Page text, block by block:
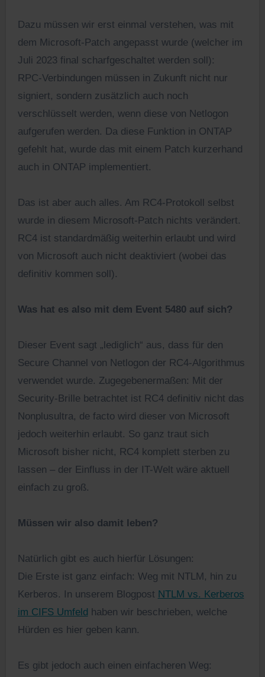
Dazu müssen wir erst einmal verstehen, was mit
dem Microsoft-Patch angepasst wurde (welcher im
Juli 2023 final scharfgeschaltet werden soll):
RPC-Verbindungen müssen in Zukunft nicht nur
signiert, sondern zusätzlich auch noch
verschlüsselt werden, wenn diese von Netlogon
aufgerufen werden. Da diese Funktion in ONTAP
gefehlt hat, wurde das mit einem Patch kurzerhand
auch in ONTAP implementiert.
Das ist aber auch alles. Am RC4-Protokoll selbst
wurde in diesem Microsoft-Patch nichts verändert.
RC4 ist standardmäßig weiterhin erlaubt und wird
von Microsoft auch nicht deaktiviert (wobei das
definitiv kommen soll).
Was hat es also mit dem Event 5480 auf sich?
Dieser Event sagt „lediglich“ aus, dass für den
Secure Channel von Netlogon der RC4-Algorithmus
verwendet wurde. Zugegebenermaßen: Mit der
Security-Brille betrachtet ist RC4 definitiv nicht das
Nonplusultra, de facto wird dieser von Microsoft
jedoch weiterhin erlaubt. So ganz traut sich
Microsoft bisher nicht, RC4 komplett sterben zu
lassen – der Einfluss in der IT-Welt wäre aktuell
einfach zu groß.
Müssen wir also damit leben?
Natürlich gibt es auch hierfür Lösungen:
Die Erste ist ganz einfach: Weg mit NTLM, hin zu
Kerberos. In unserem Blogpost NTLM vs. Kerberos
im CIFS Umfeld haben wir beschrieben, welche
Hürden es hier geben kann.
Es gibt jedoch auch einen einfacheren Weg: